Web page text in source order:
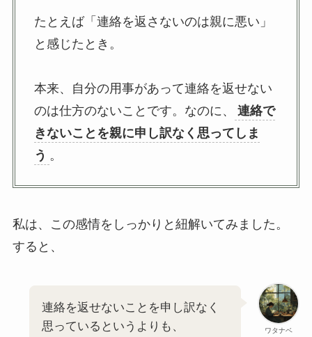
たとえば「連絡を返さないのは親に悪い」
と感じたとき。
本来、自分の用事があって連絡を返せない
のは仕方のないことです。なのに、
連絡で
きないことを親に申し訳なく思ってしま
う 。
私は、この感情をしっかりと紐解いてみました。
すると、
ワタナベ
連絡を返せないことを申し訳なく
思っているというよりも、